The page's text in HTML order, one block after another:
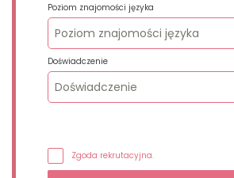
Poziom znajomości języka
Poziom znajomości języka
Doświadczenie
Doświadczenie
Zgoda rekrutacyjna.